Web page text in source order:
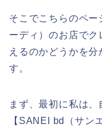
そこでこちらのペ
ーディ）のお店で
えるのかどうかを
す。
まず、最初に私は、
【SANEI bd（サン